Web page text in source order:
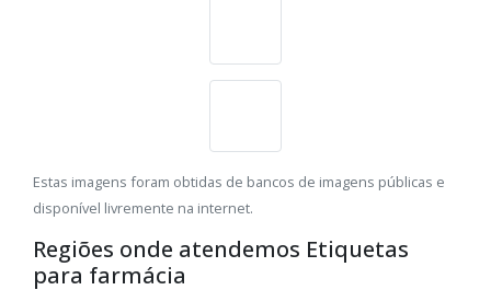
Estas imagens foram obtidas de bancos de imagens públicas e
disponível livremente na internet.
Regiões onde atendemos Etiquetas
para farmácia